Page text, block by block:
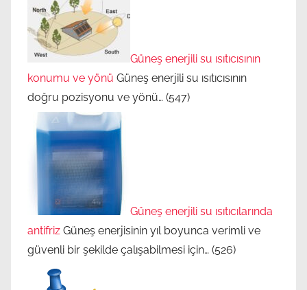
Güneş enerjili su ısıtıcısının
konumu ve yönü Güneş enerjili su ısıtıcısının
doğru pozisyonu ve yönü… (547)
Güneş enerjili su ısıtıcılarında
antifriz Güneş enerjisinin yıl boyunca verimli ve
güvenli bir şekilde çalışabilmesi için… (526)